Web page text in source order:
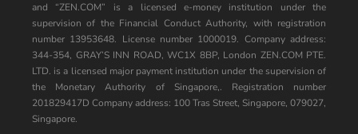
and “ZEN.COM” is a licensed e-money institution under the
supervision of the Financial Conduct Authority, with registration
number 13953648. License number 1000019. Company address:
344-354, GRAY’S INN ROAD, WC1X 8BP, London ZEN.COM PTE.
LTD. is a licensed major payment institution under the supervision of
the Monetary Authority of Singapore,. Registration number
201829417D Company address: 100 Tras Street, Singapore, 079027,
Singapore.